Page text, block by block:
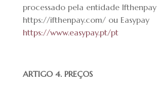
processado pela entidade Ifthenpay
https://ifthenpay.com/ ou Easypay
https://www.easypay.pt/pt
ARTIGO 4. PREÇOS